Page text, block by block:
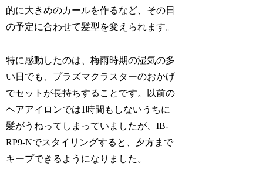
的に大きめのカールを作るなど、その日
の予定に合わせて髪型を変えられます。
特に感動したのは、梅雨時期の湿気の多
い日でも、プラズマクラスターのおかげ
でセットが長持ちすることです。以前の
ヘアアイロンでは1時間もしないうちに
髪がうねってしまっていましたが、IB-
RP9-Nでスタイリングすると、夕方まで
キープできるようになりました。